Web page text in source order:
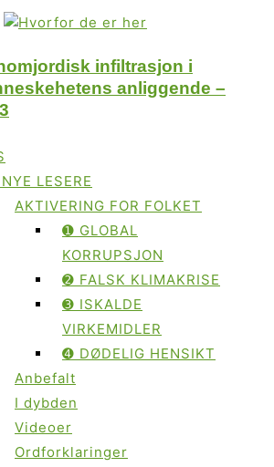
infiltrasjon i
anliggende –
LESERE
AKTIVERING FOR FOLKET
➊ GLOBAL
KORRUPSJON
➋ FALSK KLIMAKRISE
➌ ISKALDE
VIRKEMIDLER
➍ DØDELIG HENSIKT
Anbefalt
I dybden
Videoer
Ordforklaringer